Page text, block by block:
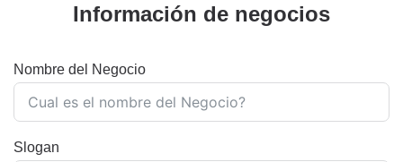
Información de negocios
Nombre del Negocio
Slogan